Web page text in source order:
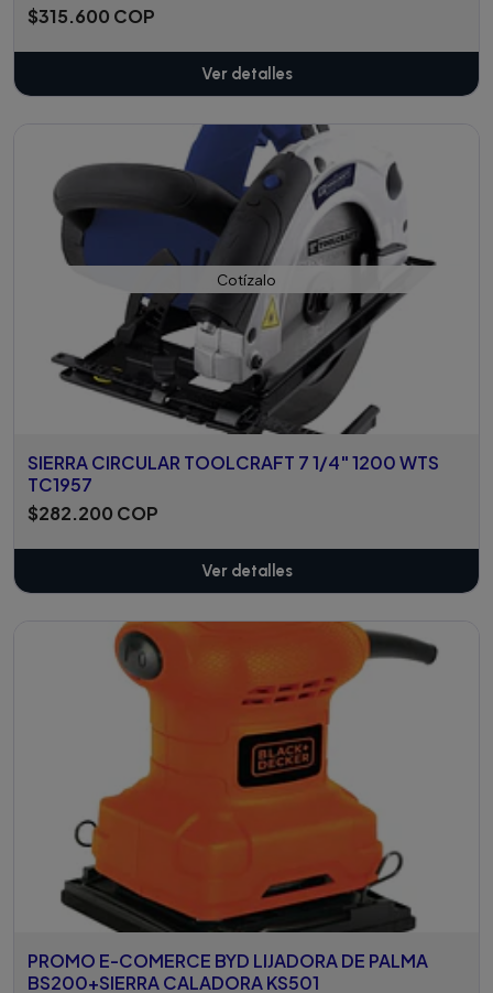
$315.600 COP
Ver detalles
Cotízalo
SIERRA CIRCULAR TOOLCRAFT 7 1/4" 1200 WTS
TC1957
$282.200 COP
Ver detalles
PROMO E-COMERCE BYD LIJADORA DE PALMA
BS200+SIERRA CALADORA KS501